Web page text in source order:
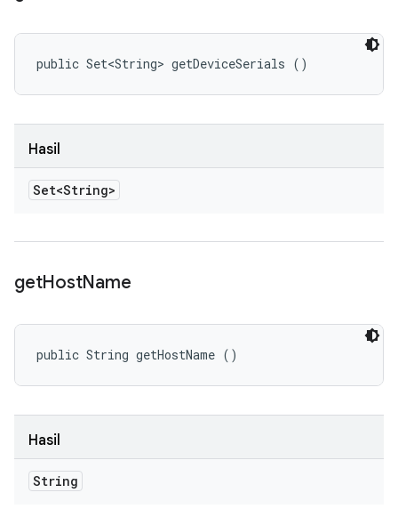
public Set<String> getDeviceSerials ()
Hasil
Set<String>
getHostName
public String getHostName ()
Hasil
String